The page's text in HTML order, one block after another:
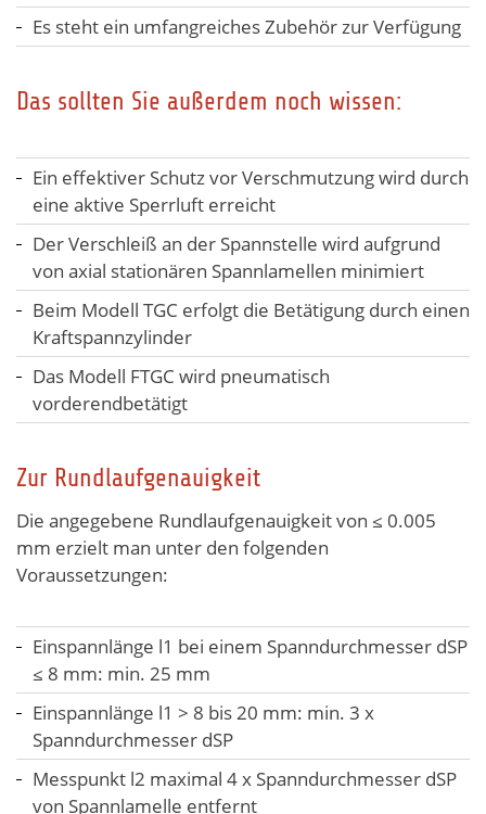
Es steht ein umfangreiches Zubehör zur Verfügung
Das sollten Sie außerdem noch wissen:
Ein effektiver Schutz vor Verschmutzung wird durch
eine aktive Sperrluft erreicht
Der Verschleiß an der Spannstelle wird aufgrund
von axial stationären Spannlamellen minimiert
Beim Modell TGC erfolgt die Betätigung durch einen
Kraftspannzylinder
Das Modell FTGC wird pneumatisch
vorderendbetätigt
Zur Rundlaufgenauigkeit
Die angegebene Rundlaufgenauigkeit von ≤ 0.005
mm erzielt man unter den folgenden
Voraussetzungen:
Einspannlänge l1 bei einem Spanndurchmesser dSP
≤ 8 mm: min. 25 mm
Einspannlänge l1 > 8 bis 20 mm: min. 3 x
Spanndurchmesser dSP
Messpunkt l2 maximal 4 x Spanndurchmesser dSP
von Spannlamelle entfernt